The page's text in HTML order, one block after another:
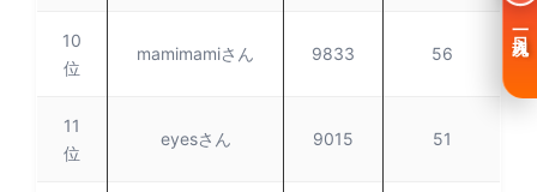
10
位
mamimamiさん 9833 56
11
位
eyesさん 9015 51